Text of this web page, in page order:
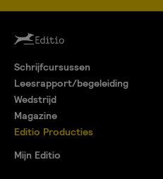
Schrijfcursussen
Leesrapport/begeleiding
Wedstrijd
Magazine
Editio Producties
Mijn Editio